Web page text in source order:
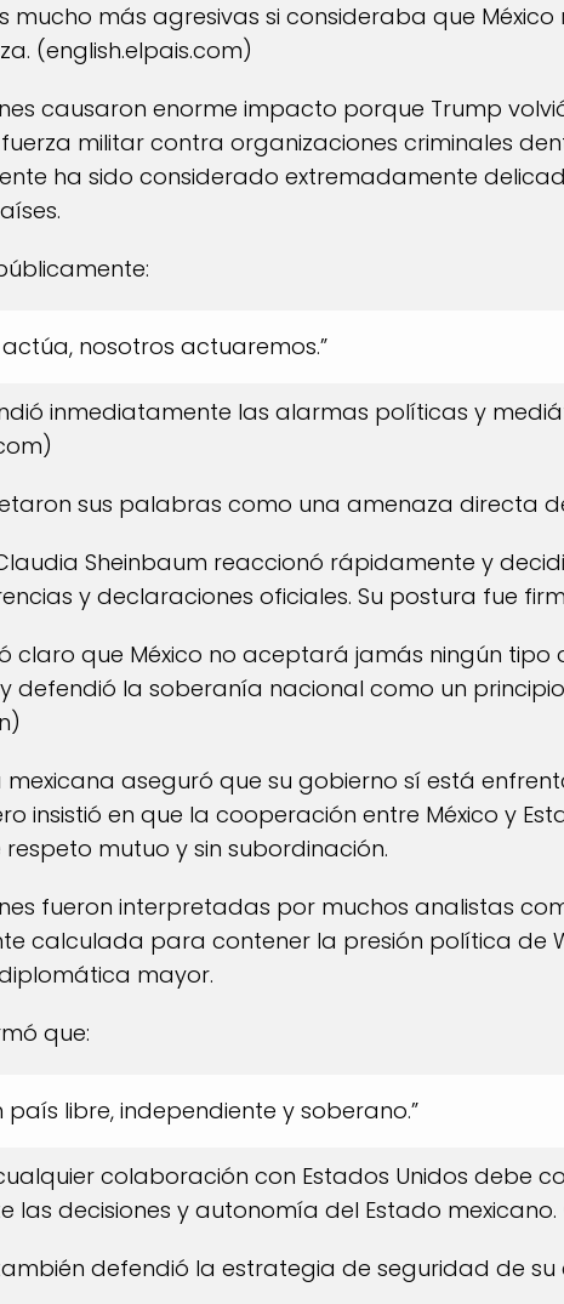
mucho más agresivas si consideraba que
(english.elpais.com)
causaron enorme impacto porque Trump
militar contra organizaciones criminales
ha sido considerado extremadamente
actúa, nosotros actuaremos.”
inmediatamente las alarmas políticas y
)
sus palabras como una amenaza directa
Sheinbaum reaccionó rápidamente y
y declaraciones oficiales. Su postura fue
claro que México no aceptará jamás ningún tipo
defendió la soberanía nacional como un
)
aseguró que su gobierno sí está
insistió en que la cooperación entre México y
mutuo y sin subordinación.
fueron interpretadas por muchos analistas
calculada para contener la presión política de
mayor.
que:
país libre, independiente y soberano.”
colaboración con Estados Unidos debe
las decisiones y autonomía del Estado mexicano.
defendió la estrategia de seguridad de su